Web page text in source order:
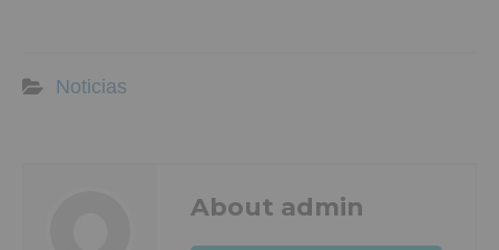
Noticias
About admin